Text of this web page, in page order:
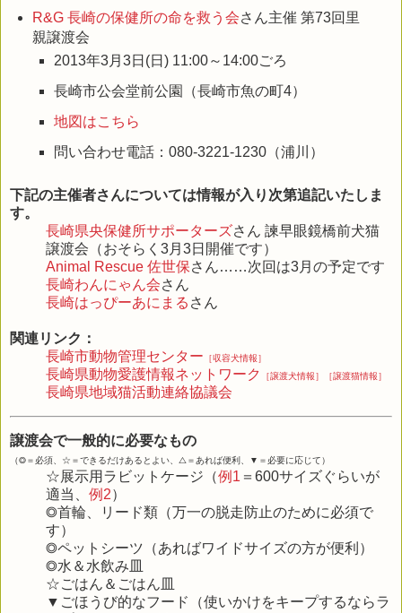
R&G 長崎の保健所の命を救う会さん主催 第73回里
親譲渡会
2013年3月3日(日) 11:00～14:00ごろ
長崎市公会堂前公園（長崎市魚の町4）
地図はこちら
問い合わせ電話：080-3221-1230（浦川）
下記の主催者さんについては情報が入り次第追記いたしま
す。
長崎県央保健所サポーターズさん 諫早眼鏡橋前犬猫
譲渡会（おそらく3月3日開催です）
Animal Rescue 佐世保さん……次回は3月の予定です
長崎わんにゃん会さん
長崎はっぴーあにまる さん
関連リンク：
長崎市動物管理センター ［収容犬情報］
長崎県動物愛護情報ネットワーク ［譲渡犬情報］ ［譲渡猫情報］
長崎県地域猫活動連絡協議会
譲渡会で一般的に必要なもの
（◎＝必須、☆＝できるだけあるとよい、△＝あれば便利、▼＝必要に応じて）
☆展示用ラビットケージ（例1 ＝600サイズぐらいが
適当、 例2）
◎首輪、リード類（万一の脱走防止のために必須で
す）
◎ペットシーツ（あればワイドサイズの方が便利）
◎水＆水飲み皿
☆ごはん＆ごはん皿
▼ごほうび的なフード（使いかけをキープするならラ